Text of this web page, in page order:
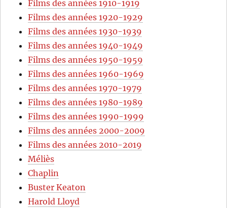
Films des années 1910-1919
Films des années 1920-1929
Films des années 1930-1939
Films des années 1940-1949
Films des années 1950-1959
Films des années 1960-1969
Films des années 1970-1979
Films des années 1980-1989
Films des années 1990-1999
Films des années 2000-2009
Films des années 2010-2019
Méliès
Chaplin
Buster Keaton
Harold Lloyd